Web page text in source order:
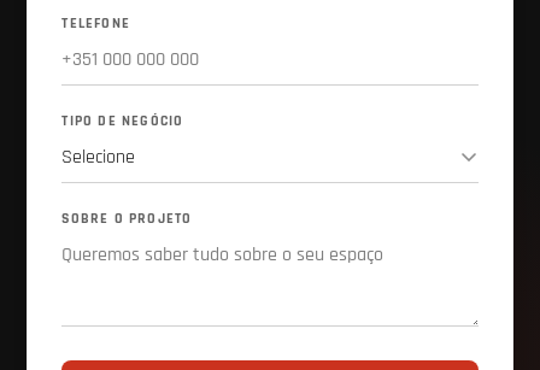
TELEFONE
TIPO DE NEGÓCIO
SOBRE O PROJETO